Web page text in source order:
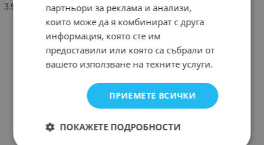
3.50
партньори за реклама и анализи,
които може да я комбинират с друга
информация, която сте им
предоставили или която са събрали от
вашето използване на техните услуги.
ПРИЕМЕТЕ ВСИЧКИ
ПОКАЖЕТЕ ПОДРОБНОСТИ